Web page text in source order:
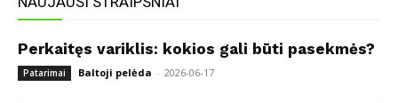
Perkaitęs variklis: kokios gali būti pasekmės?
Patarimai Baltoji pelėda - 2026-06-17